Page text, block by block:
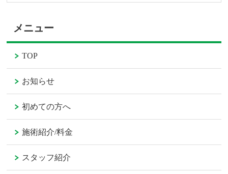
メニュー
TOP
お知らせ
初めての方へ
施術紹介/料金
スタッフ紹介